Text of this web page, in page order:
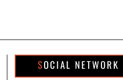
SOCIAL NETWORK